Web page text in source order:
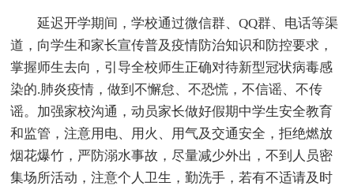
延迟开学期间，学校通过微信群、QQ群、电话等渠
道，向学生和家长宣传普及疫情防治知识和防控要求，
掌握师生去向，引导全校师生正确对待新型冠状病毒感
染的.肺炎疫情，做到不懈怠、不恐慌，不信谣、不传
谣。加强家校沟通，动员家长做好假期中学生安全教育
和监管，注意用电、用火、用气及交通安全，拒绝燃放
烟花爆竹，严防溺水事故，尽量减少外出，不到人员密
集场所活动，注意个人卫生，勤洗手，若有不适请及时